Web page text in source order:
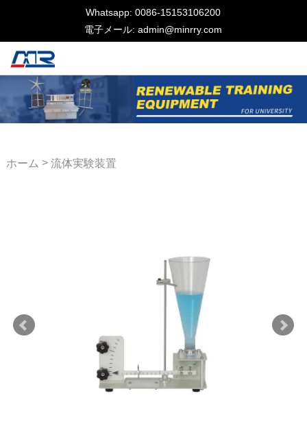
Whatsapp: 0086-15153106200
電子メール: admin@minrry.com
ホーム > 流体実験装置